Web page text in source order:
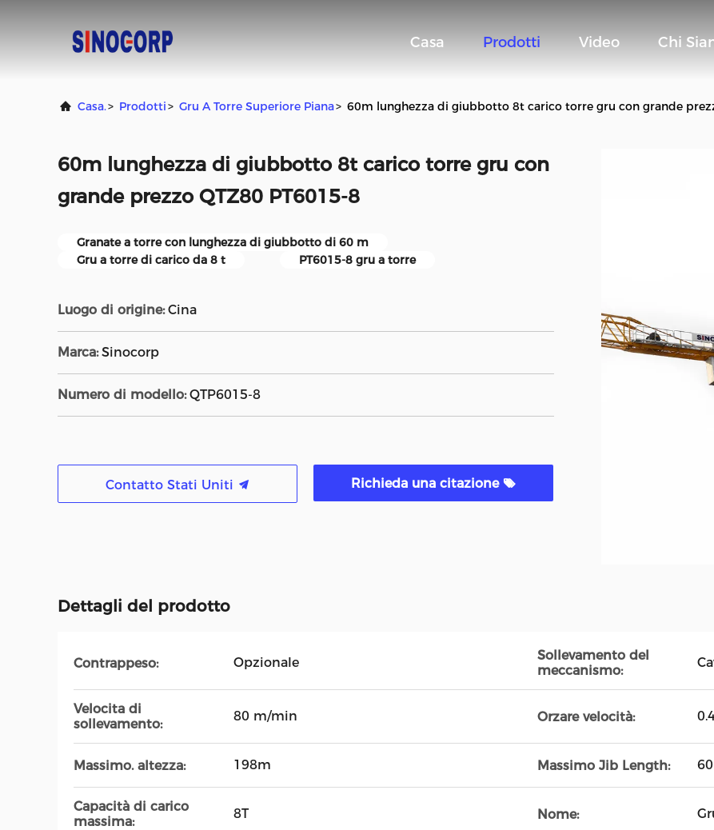
Casa Prodotti Video Chi
Casa.> Prodotti> Gru A Torre Superiore Piana> 60m lunghezza di giubbotto 8t carico torre gru con grande
60m lunghezza di giubbotto 8t carico torre gru con
grande prezzo QTZ80 PT6015-8
Granate a torre con lunghezza di giubbotto di 60 m
Gru a torre di carico da 8 t
PT6015-8 gru a torre
Luogo di origine: Cina
Marca: Sinocorp
Numero di modello: QTP6015-8
Contatto Stati Uniti Richieda una citazione
Dettagli del prodotto
Contrappeso: Opzionale
Sollevamento del
meccanismo:
Velocita di
sollevamento:
80 m/min Orzare velocità:
Massimo. altezza: 198m Massimo Jib Length:
Capacità di carico
massima:
8T Nome: